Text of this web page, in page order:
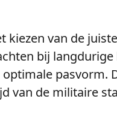
van de
bij
van de militaire